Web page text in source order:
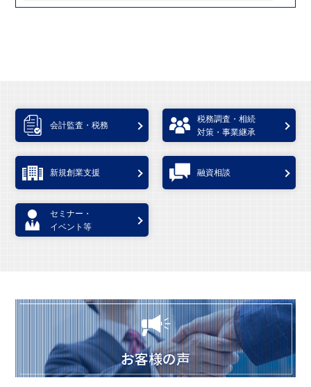
会計監査・税務
税務調査・相続
対策・事業継承
新規創業支援 融資相談
セミナー・
イベント等